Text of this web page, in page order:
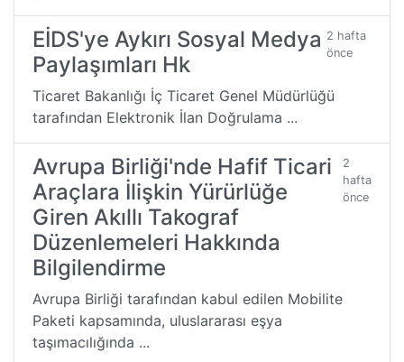
EİDS'ye Aykırı Sosyal Medya
Paylaşımları Hk
2 hafta
önce
Ticaret Bakanlığı İç Ticaret Genel Müdürlüğü
tarafından Elektronik İlan Doğrulama ...
Avrupa Birliği'nde Hafif Ticari
Araçlara İlişkin Yürürlüğe
Giren Akıllı Takograf
Düzenlemeleri Hakkında
Bilgilendirme
2
hafta
önce
Avrupa Birliği tarafından kabul edilen Mobilite
Paketi kapsamında, uluslararası eşya
taşımacılığında ...